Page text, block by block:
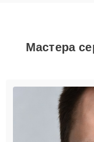
Мастера